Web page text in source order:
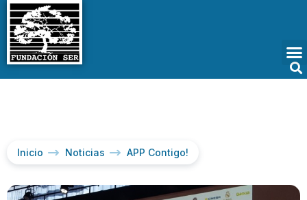
Inicio Noticias APP Contigo!